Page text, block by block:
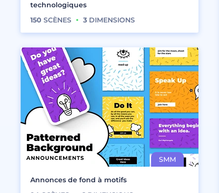
technologiques
150 SCÈNES 3 DIMENSIONS
Annonces de fond à motifs